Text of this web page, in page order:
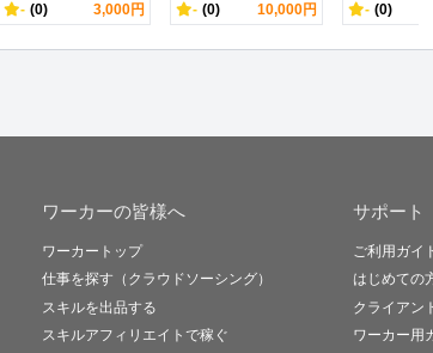
- (0) 3,000円 - (0) 10,000円 - (0)
ワーカーの皆様へ
ワーカートップ
仕事を探す（クラウドソーシング）
スキルを出品する
スキルアフィリエイトで稼ぐ
サポート
ご利用ガイ
はじめての
クライアン
ワーカー用